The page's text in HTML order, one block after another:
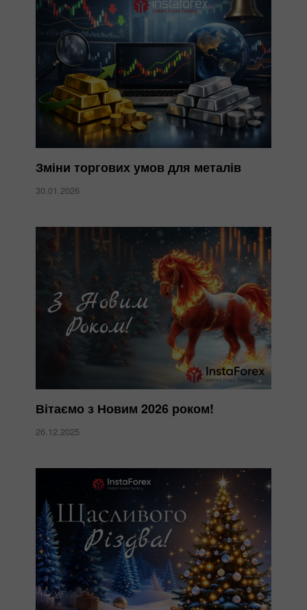
Зміни торгових умов для металів
30.01.2026
Вітаємо з Новим 2026 роком!
26.12.2025